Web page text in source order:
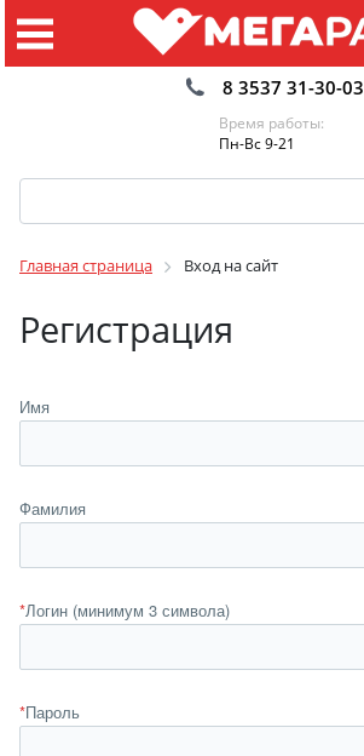
8 3537 31-30-03
Время работы:
Пн-Вс 9-21
Главная страница Вход на сайт
Регистрация
Имя
Фамилия
*Логин (минимум 3 символа)
*Пароль